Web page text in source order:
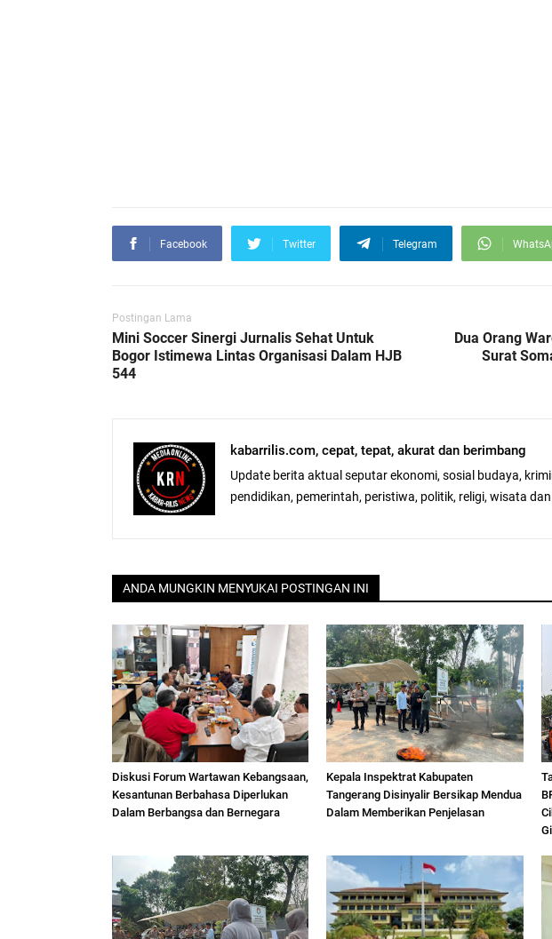
Facebook Twitter Telegram
Postingan Lama
Mini Soccer Sinergi Jurnalis Sehat Untuk
Bogor Istimewa Lintas Organisasi Dalam HJB
544
Dua Orang
Surat
kabarrilis.com, cepat, tepat, akurat dan berimbang
Update berita aktual seputar ekonomi, sosial budaya,
pendidikan, pemerintah, peristiwa, politik, religi, wisata
ANDA MUNGKIN MENYUKAI POSTINGAN INI
Diskusi Forum Wartawan Kebangsaan,
Kesantunan Berbahasa Diperlukan
Dalam Berbangsa dan Bernegara
Kepala Inspektrat Kabupaten
Tangerang Disinyalir Bersikap Mendua
Dalam Memberikan Penjelasan